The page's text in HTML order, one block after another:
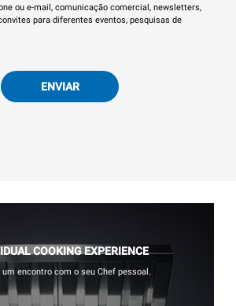
ou e-mail, comunicação comercial, newsletters,
para diferentes eventos, pesquisas de
ENVIAR
COOKING EXPERIENCE
um encontro com o seu Chef pessoal.